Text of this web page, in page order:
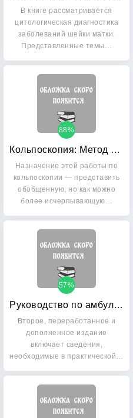
В книге рассматривается
цитологическая диагностика
заболеваний шейки матки.
Представленные темы…
Кольпоскопия: Метод и диагностика
88%
Назначение этой работы по
кольпоскопии — представить
обобщенную, но как можно
более исчерпывающую…
Руководство по амбулаторно-поликлинической помощи в акушерстве и гинекологии
57%
Второе, переработанное и
дополненное издание
включает сведения,
необходимые в практической…